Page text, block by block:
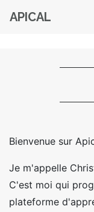
APICAL
Bienvenue sur
Je m'appelle
C'est moi qui
plateforme